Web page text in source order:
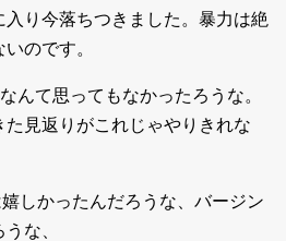
り今落ちつきました。暴力は絶
のです。
んて思ってもなかったろうな。
見返りがこれじゃやりきれな
しかったんだろうな、バージン
な、